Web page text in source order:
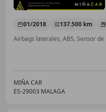
01/2018 137.500 km
MIÑA CAR
ES-29003 MALAGA